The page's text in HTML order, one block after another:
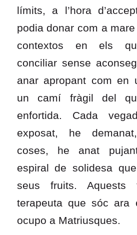
límits, a l’hora
podia donar com a
contextos en els
conciliar sense
anar apropant com en
un camí fràgil del
enfortida. Cada
exposat, he
coses, he anat
espiral de solidesa
seus fruits.
terapeuta que sóc ara
ocupo a Matriusques.